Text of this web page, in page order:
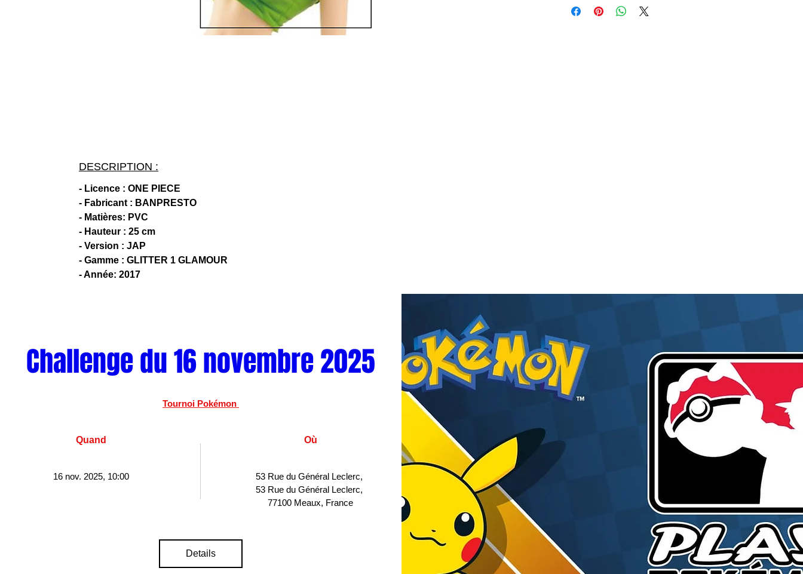
DESCRIPTION :
- Licence : ONE PIECE
- Fabricant : BANPRESTO
- Matières: PVC
- Hauteur : 25 cm
- Version : JAP
- Gamme : GLITTER 1 GLAMOUR
- Année: 2017
Challenge du 16 novembre 2025
Tournoi Pokémon
Quand
16 nov. 2025, 10:00
Où
53 Rue du Général Leclerc,
53 Rue du Général Leclerc,
77100 Meaux, France
Details